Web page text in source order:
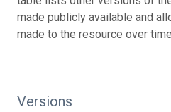
made publicly available and
made to the resource over
Versions